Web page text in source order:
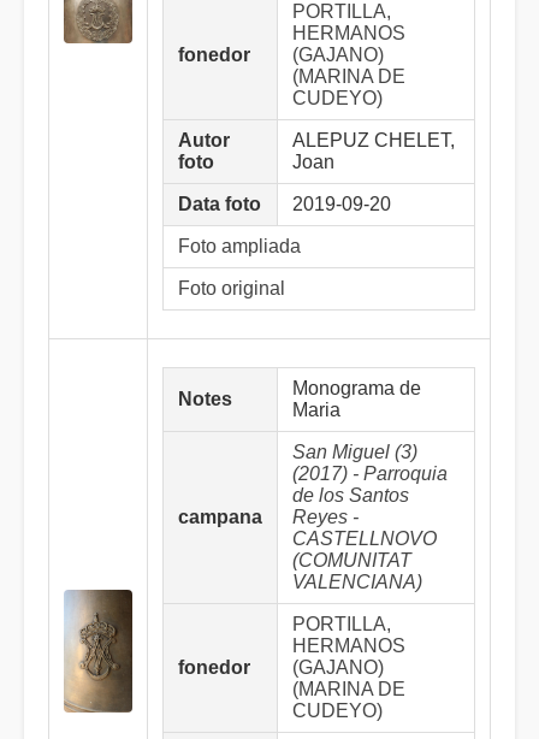
fonedor
PORTILLA,
HERMANOS
(GAJANO)
(MARINA DE
CUDEYO)
Autor
foto
ALEPUZ CHELET,
Joan
Data foto 2019-09-20
Foto ampliada
Foto original
Notes
Monograma de
Maria
campana
San Miguel (3)
(2017) - Parroquia
de los Santos
Reyes -
CASTELLNOVO
(COMUNITAT
VALENCIANA)
fonedor
PORTILLA,
HERMANOS
(GAJANO)
(MARINA DE
CUDEYO)